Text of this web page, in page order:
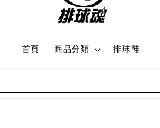
首頁 商品分類 排球鞋